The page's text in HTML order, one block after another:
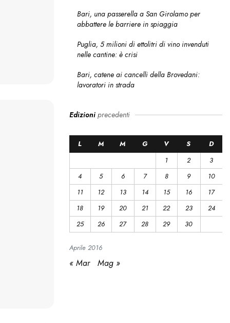
Bari, una passerella a San Girolamo per
abbattere le barriere in spiaggia
Puglia, 5 milioni di ettolitri di vino invenduti
nelle cantine: è crisi
Bari, catene ai cancelli della Brovedani:
lavoratori in strada
Edizioniprecedenti
Aprile2016
L M M G V S
D
1
2
3
4
5 6 7 8 9
10
11
12 13 14 15 16
17
18
19 20 21 22 23
24
25
26 27 28 29 30
« Mar Mag »